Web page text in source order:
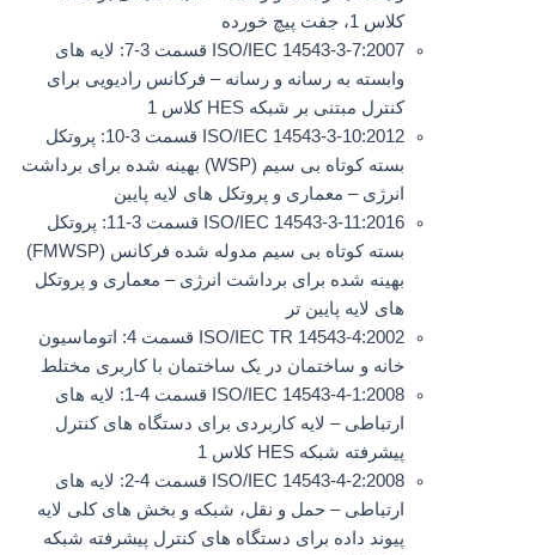
کلاس 1، جفت پیچ خورده
ISO/IEC 14543-3-7:2007 قسمت 3-7: لایه های
وابسته به رسانه و رسانه – فرکانس رادیویی برای
کنترل مبتنی بر شبکه HES کلاس 1
ISO/IEC 14543-3-10:2012 قسمت 3-10: پروتکل
بسته کوتاه بی سیم (WSP) بهینه شده برای برداشت
انرژی – معماری و پروتکل های لایه پایین
ISO/IEC 14543-3-11:2016 قسمت 3-11: پروتکل
بسته کوتاه بی سیم مدوله شده فرکانس (FMWSP)
بهینه شده برای برداشت انرژی – معماری و پروتکل
های لایه پایین تر
ISO/IEC TR 14543-4:2002 قسمت 4: اتوماسیون
خانه و ساختمان در یک ساختمان با کاربری مختلط
ISO/IEC 14543-4-1:2008 قسمت 4-1: لایه های
ارتباطی – لایه کاربردی برای دستگاه های کنترل
پیشرفته شبکه HES کلاس 1
ISO/IEC 14543-4-2:2008 قسمت 4-2: لایه های
ارتباطی – حمل و نقل، شبکه و بخش های کلی لایه
پیوند داده برای دستگاه های کنترل پیشرفته شبکه